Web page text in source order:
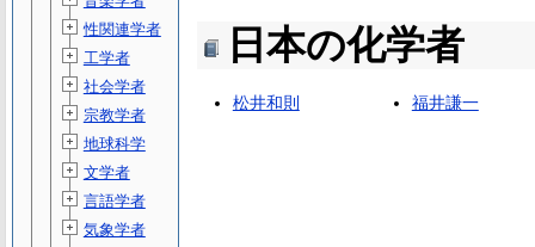
日本の化学者
松井和則 福井謙一
性関連学者
工学者
社会学者
宗教学者
地球科学
文学者
言語学者
気象学者